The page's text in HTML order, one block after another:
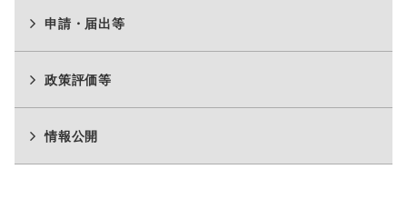
申請・届出等
政策評価等
情報公開